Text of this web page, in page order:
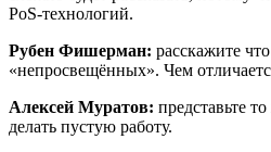
PoS-технологий.
Рубен Фишерман: расскажите
«непросвещённых». Чем
Алексей Муратов: представьте
делать пустую работу.